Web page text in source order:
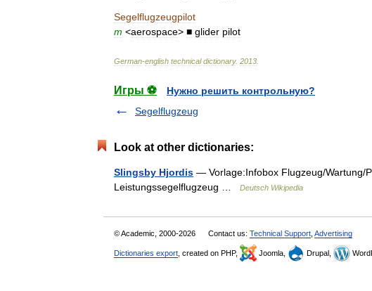
Segelflugzeugpilot
m <aerospace> ■ glider pilot
German-english technical dictionary. 2013
Игры ⚽
Нужно решить контрольную?
Segelflugzeug
Look at other dictionaries:
Slingsby Hjordis — Vorlage:Infobox Flugzeug/Wartung/
Leistungssegelflugzeug …
Deutsch Wikipedia
© Academic, 2000-2026 Contact us: Technical Support Advertising
Dictionaries export , created on PHP, Joomla, Drupal,